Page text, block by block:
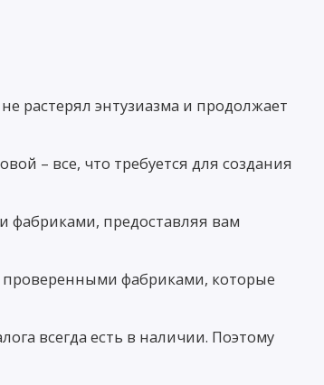
растерял энтузиазма и продолжает
– все, что требуется для создания
предоставляя вам
фабриками, которые
всегда есть в наличии. Поэтому